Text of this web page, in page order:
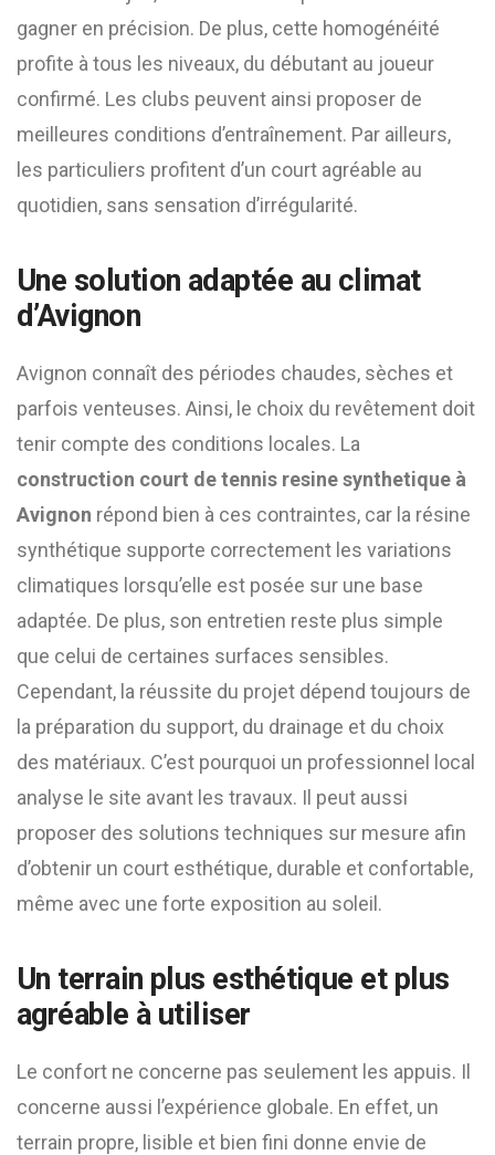
gagner en précision. De plus, cette homogénéité
profite à tous les niveaux, du débutant au joueur
confirmé. Les clubs peuvent ainsi proposer de
meilleures conditions d’entraînement. Par ailleurs,
les particuliers profitent d’un court agréable au
quotidien, sans sensation d’irrégularité.
Une solution adaptée au climat
d’Avignon
Avignon connaît des périodes chaudes, sèches et
parfois venteuses. Ainsi, le choix du revêtement doit
tenir compte des conditions locales. La
construction court de tennis resine synthetique à
Avignon répond bien à ces contraintes, car la résine
synthétique supporte correctement les variations
climatiques lorsqu’elle est posée sur une base
adaptée. De plus, son entretien reste plus simple
que celui de certaines surfaces sensibles.
Cependant, la réussite du projet dépend toujours de
la préparation du support, du drainage et du choix
des matériaux. C’est pourquoi un professionnel local
analyse le site avant les travaux. Il peut aussi
proposer des solutions techniques sur mesure afin
d’obtenir un court esthétique, durable et confortable,
même avec une forte exposition au soleil.
Un terrain plus esthétique et plus
agréable à utiliser
Le confort ne concerne pas seulement les appuis. Il
concerne aussi l’expérience globale. En effet, un
terrain propre, lisible et bien fini donne envie de